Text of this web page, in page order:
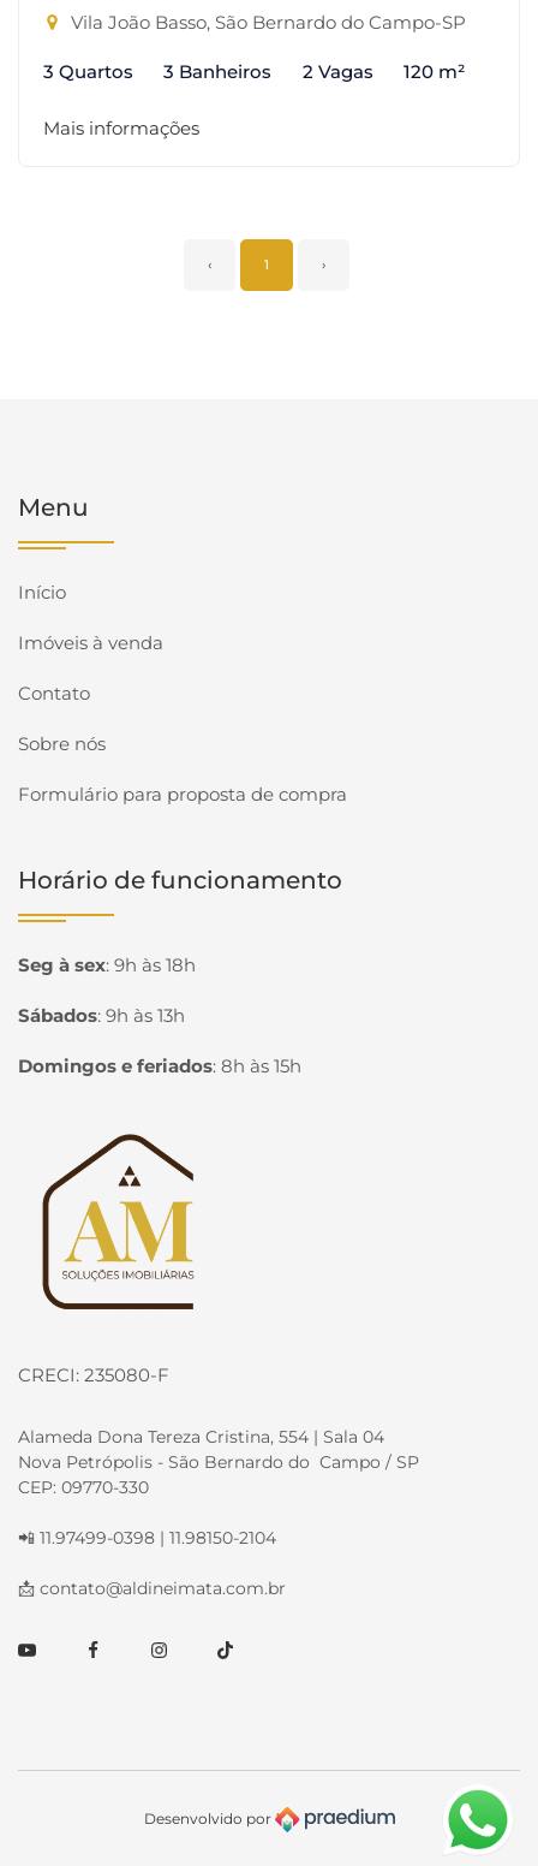
Vila João Basso, São Bernardo do Campo-SP
3 Quartos 3 Banheiros 2 Vagas 120 m²
Mais informações
‹ 1 ›
Menu
Início
Imóveis à venda
Contato
Sobre nós
Formulário para proposta de compra
Horário de funcionamento
Seg à sex: 9h às 18h
Sábados: 9h às 13h
Domingos e feriados: 8h às 15h
Página inicial
CRECI: 235080-F
Alameda Dona Tereza Cristina, 554 | Sala 04
Nova Petrópolis - São Bernardo do Campo / SP
CEP: 09770-330
📲 11.97499-0398 | 11.98150-2104
📩 contato@aldineimata.com.br
YoutubeFacebookInstagramTikTok
Desenvolvido por